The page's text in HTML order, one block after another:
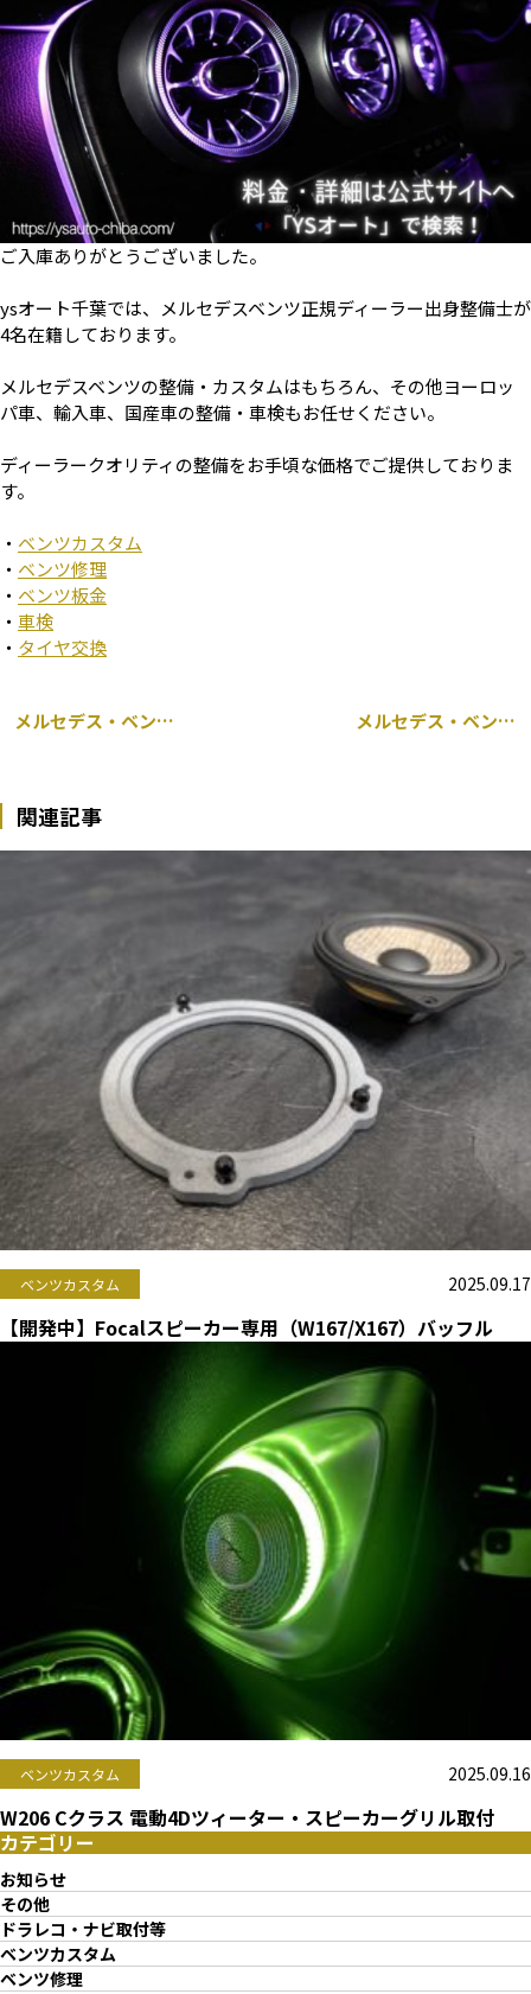
ご入庫ありがとうございました。
ysオート千葉では、メルセデスベンツ正規ディーラー出身整備士が
4名在籍しております。
メルセデスベンツの整備・カスタムはもちろん、その他ヨーロッ
パ車、輸入車、国産車の整備・車検もお任せください。
ディーラークオリティの整備をお手頃な価格でご提供しておりま
す。
・ ベンツカスタム
・ ベンツ修理
・ ベンツ板金
・ 車検
・ タイヤ交換
メルセデス・ベンツ W205 Cクラス C63 AMG エコストップ効かない 法令1年点検 メルセデス・ベンツ W177 A35 AMG パナメリカーナグリル交換
関連記事
ベンツカスタム 2025.09.17
【開発中】Focalスピーカー専用（W167/X167）バッフル
ベンツカスタム 2025.09.16
W206 Cクラス 電動4Dツィーター・スピーカーグリル取付
カテゴリー
お知らせ
その他
ドラレコ・ナビ取付等
ベンツカスタム
ベンツ修理